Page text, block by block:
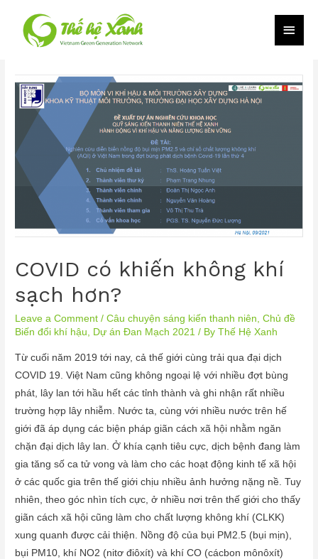
COVID có khiến không khí
sạch hơn?
Leave a Comment /Câu chuyện sáng kiến thanh niên,Chủ đề
Biến đổi khí hậu, Dự án Đan Mạch 2021 / ByThế Hệ Xanh
Từ cuối năm 2019 tới nay, cả thế giới cùng trải qua đại dịch
COVID 19. Việt Nam cũng không ngoại lệ với nhiều đợt bùng
phát, lây lan tới hầu hết các tỉnh thành và ghi nhận rất nhiều
trường hợp lây nhiễm. Nước ta, cùng với nhiều nước trên hế
giới đã áp dụng các biện pháp giãn cách xã hội nhằm ngăn
chặn đại dịch lây lan. Ở khía cạnh tiêu cực, dịch bệnh đang làm
gia tăng số ca tử vong và làm cho các hoạt động kinh tế xã hội
ở các quốc gia trên thế giới chịu nhiều ảnh hưởng nặng nề. Tuy
nhiên, theo góc nhìn tích cực, ở nhiều nơi trên thế giới cho thấy
giãn cách xã hội cũng làm cho chất lượng không khí (CLKK)
xung quanh được cải thiện. Nồng độ của bụi PM2.5 (bụi mịn),
bụi PM10, khí NO2 (nitơ điôxít) và khí CO (cácbon mônôxít)